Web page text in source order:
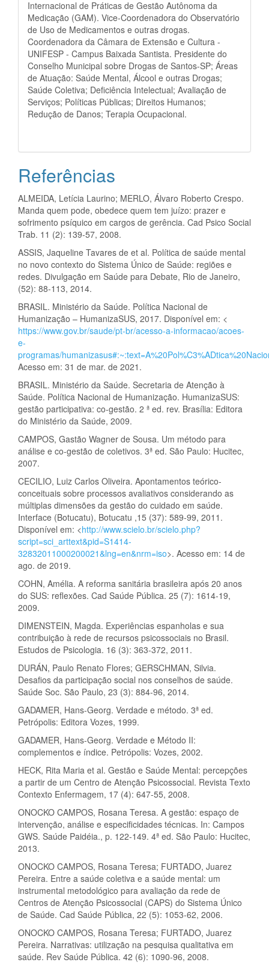
Internacional de Práticas de Gestão Autônoma da
Medicação (GAM). Vice-Coordenadora do Observatório
de Uso de Medicamentos e outras drogas.
Coordenadora da Câmara de Extensão e Cultura -
UNIFESP - Campus Baixada Santista. Presidente do
Conselho Municipal sobre Drogas de Santos-SP; Áreas
de Atuação: Saúde Mental, Álcool e outras Drogas;
Saúde Coletiva; Deficiência Intelectual; Avaliação de
Serviços; Políticas Públicas; Direitos Humanos;
Redução de Danos; Terapia Ocupacional.
Referências
ALMEIDA, Letícia Laurino; MERLO, Álvaro Roberto Crespo.
Manda quem pode, obedece quem tem juízo: prazer e
sofrimento psíquico em cargos de gerência. Cad Psico Social
Trab. 11 (2): 139-57, 2008.
ASSIS, Jaqueline Tavares de et al. Política de saúde mental
no novo contexto do Sistema Único de Saúde: regiões e
redes. Divulgação em Saúde para Debate, Rio de Janeiro,
(52): 88-113, 2014.
BRASIL. Ministério da Saúde. Política Nacional de
Humanização – HumanizaSUS, 2017. Disponível em: <
https://www.gov.br/saude/pt-br/acesso-a-informacao/acoes-
e-
programas/
Acesso em: 31 de mar. de 2021.
BRASIL. Ministério da Saúde. Secretaria de Atenção à
Saúde. Política Nacional de Humanização. HumanizaSUS:
gestão participativa: co-gestão. 2 ª ed. rev. Brasília: Editora
do Ministério da Saúde, 2009.
CAMPOS, Gastão Wagner de Sousa. Um método para
análise e co-gestão de coletivos. 3ª ed. São Paulo: Hucitec,
2007.
CECILIO, Luiz Carlos Oliveira. Apontamentos teórico-
conceituais sobre processos avaliativos considerando as
múltiplas dimensões da gestão do cuidado em saúde.
Interface (Botucatu), Botucatu ,15 (37): 589-99, 2011.
Disponível em: <http://www.scielo.br/scielo.php?
script=sci_arttext&pid=S1414-
32832011000200021&lng=en&nrm=iso>. Acesso em: 14 de
ago. de 2019.
COHN, Amélia. A reforma sanitária brasileira após 20 anos
do SUS: reflexões. Cad Saúde Pública. 25 (7): 1614-19,
2009.
DIMENSTEIN, Magda. Experiências espanholas e sua
contribuição à rede de recursos psicossociais no Brasil.
Estudos de Psicologia. 16 (3): 363-372, 2011.
DURÁN, Paulo Renato Flores; GERSCHMAN, Silvia.
Desafios da participação social nos conselhos de saúde.
Saúde Soc. São Paulo, 23 (3): 884-96, 2014.
GADAMER, Hans-Georg. Verdade e método. 3ª ed.
Petrópolis: Editora Vozes, 1999.
GADAMER, Hans-Georg. Verdade e Método II:
complementos e índice. Petrópolis: Vozes, 2002.
HECK, Rita Maria et al. Gestão e Saúde Mental: percepções
a partir de um Centro de Atenção Psicossocial. Revista Texto
Contexto Enfermagem, 17 (4): 647-55, 2008.
ONOCKO CAMPOS, Rosana Teresa. A gestão: espaço de
intervenção, análise e especificidades técnicas. In: Campos
GWS. Saúde Paidéia., p. 122-149. 4ª ed. São Paulo: Hucitec,
2013.
ONOCKO CAMPOS, Rosana Teresa; FURTADO, Juarez
Pereira. Entre a saúde coletiva e a saúde mental: um
instrumental metodológico para avaliação da rede de
Centros de Atenção Psicossocial (CAPS) do Sistema Único
de Saúde. Cad Saúde Pública, 22 (5): 1053-62, 2006.
ONOCKO CAMPOS, Rosana Teresa; FURTADO, Juarez
Pereira. Narrativas: utilização na pesquisa qualitativa em
saúde. Rev Saúde Pública. 42 (6): 1090-96, 2008.